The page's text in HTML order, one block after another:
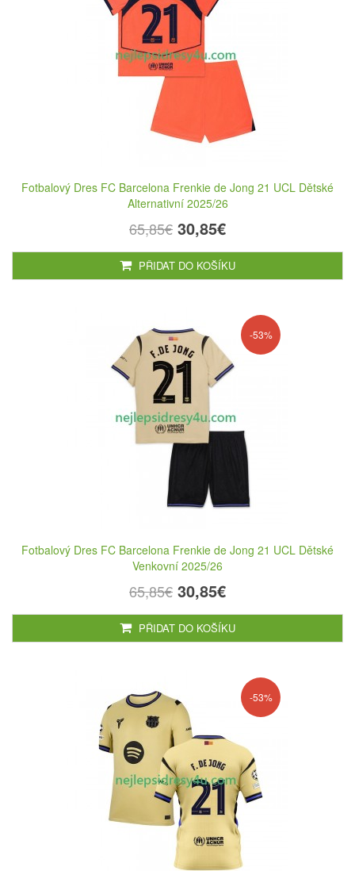
Fotbalový Dres FC Barcelona Frenkie de Jong 21 UCL Dětské
Alternativní 2025/26
65,85€ 30,85€
PŘIDAT DO KOŠÍKU
-53%
Fotbalový Dres FC Barcelona Frenkie de Jong 21 UCL Dětské
Venkovní 2025/26
65,85€ 30,85€
PŘIDAT DO KOŠÍKU
-53%